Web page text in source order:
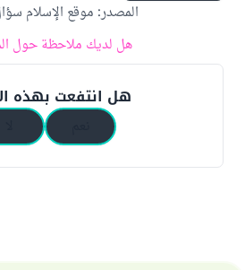
المصدر: موقع الإسلام
هل لديك ملاحظة حول
هل انتفعت بهذه